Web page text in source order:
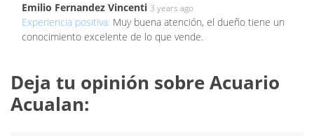
Emilio Fernandez Vincenti 3 years ago
Experiencia positiva: Muy buena atención, el dueño tiene un
conocimiento excelente de lo que vende.
Deja tu opinión sobre Acuario
Acualan: